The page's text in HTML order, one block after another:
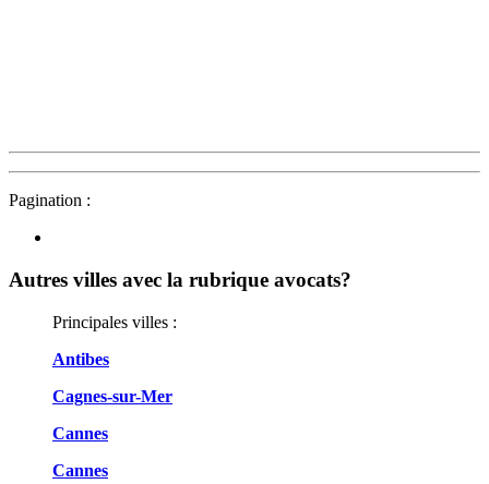
Pagination :
Autres villes avec la rubrique avocats?
Principales villes :
Antibes
Cagnes-sur-Mer
Cannes
Cannes